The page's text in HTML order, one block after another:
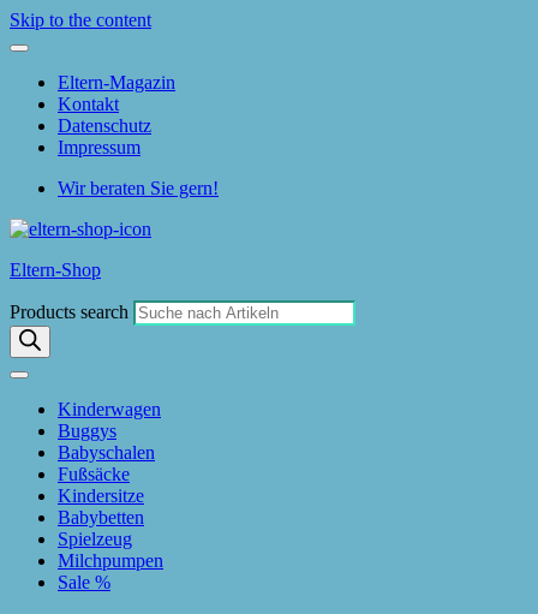
Skip to the content
Eltern-Magazin
Kontakt
Datenschutz
Impressum
Wir beraten Sie gern!
Eltern-Shop
Products search
Kinderwagen
Buggys
Babyschalen
Fußsäcke
Kindersitze
Babybetten
Spielzeug
Milchpumpen
Sale %